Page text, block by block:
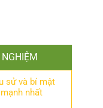
sử và bí mật
nhất